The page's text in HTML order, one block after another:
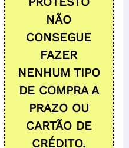
NÃO
CONSEGUE
FAZER
NENHUM TIPO
DE COMPRA A
PRAZO OU
CARTÃO DE
CRÉDITO.